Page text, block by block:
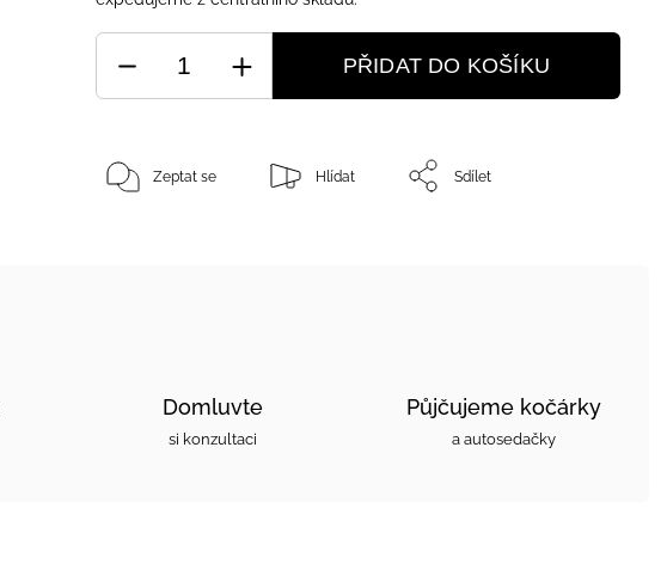
PŘIDAT DO KOŠÍKU
Zeptat se Hlídat Sdílet
Domluvte
si konzultaci
Půjčujeme kočárky
a autosedačky